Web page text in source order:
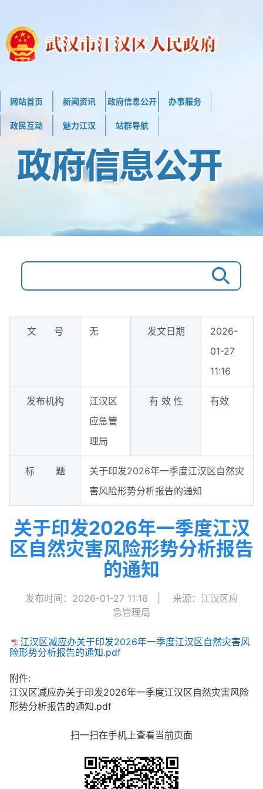
网站首页 新闻资讯 政府信息公开 办事服务
政民互动 魅力江汉 站群导航
文 号 无 发文日期
2026-
01-27
11:16
发布机构
江汉区
应急管
理局
有 效 性 有效
标 题
关于印发2026年一季度江汉区自然灾
害风险形势分析报告的通知
关于印发2026年一季度江汉
区自然灾害风险形势分析报告
的通知
发布时间：2026-01-27 11:16
来源：江汉区应
急管理局
江汉区减应办关于印发2026年一季度江汉区自然灾害风
险形势分析报告的通知.pdf
附件:
江汉区减应办关于印发2026年一季度江汉区自然灾害风险
形势分析报告的通知.pdf
扫一扫在手机上查看当前页面